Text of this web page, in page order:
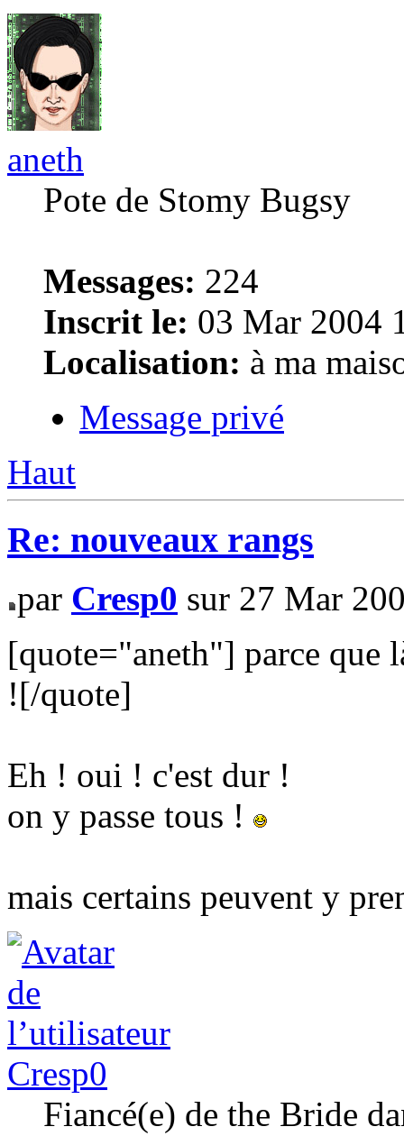
aneth
Pote de Stomy Bugsy
Messages: 224
Inscrit le: 03 Mar 2004
Localisation: à ma
Message privé
Haut
Re: nouveaux rangs
par Cresp0 sur 27 Mar
[quote="aneth"] parce que
![/quote]
Eh ! oui ! c'est dur !
on y passe tous !
mais certains peuvent y
Cresp0
Fiancé(e) de the Bride